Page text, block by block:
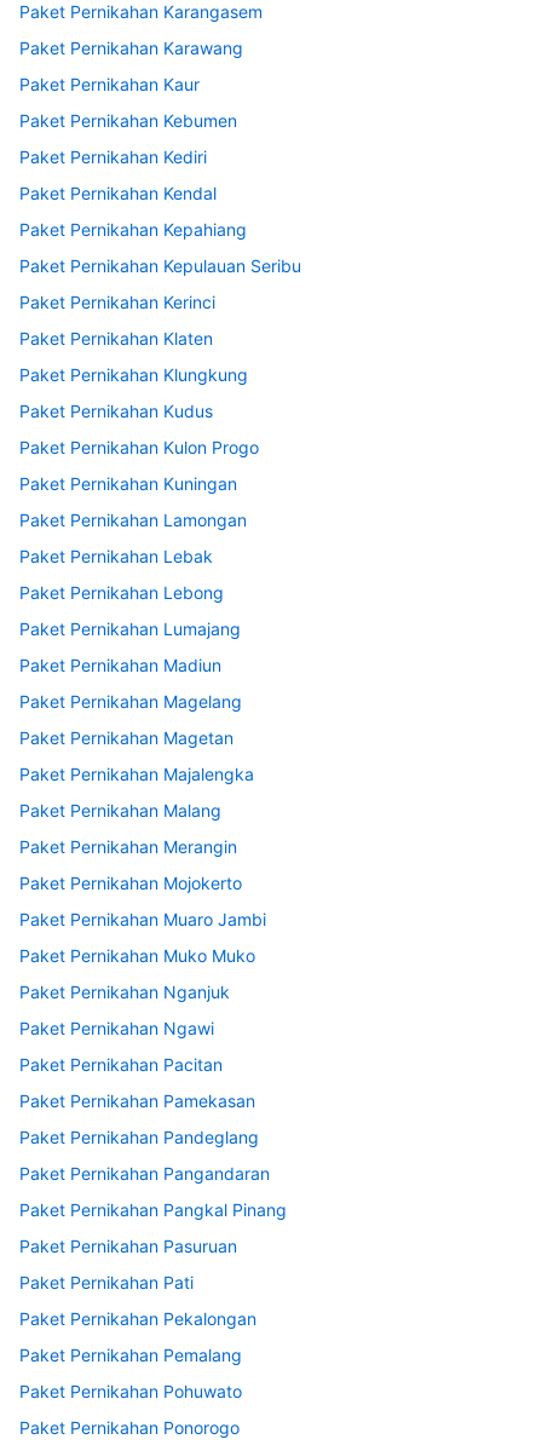
Paket Pernikahan Karangasem
Paket Pernikahan Karawang
Paket Pernikahan Kaur
Paket Pernikahan Kebumen
Paket Pernikahan Kediri
Paket Pernikahan Kendal
Paket Pernikahan Kepahiang
Paket Pernikahan Kepulauan Seribu
Paket Pernikahan Kerinci
Paket Pernikahan Klaten
Paket Pernikahan Klungkung
Paket Pernikahan Kudus
Paket Pernikahan Kulon Progo
Paket Pernikahan Kuningan
Paket Pernikahan Lamongan
Paket Pernikahan Lebak
Paket Pernikahan Lebong
Paket Pernikahan Lumajang
Paket Pernikahan Madiun
Paket Pernikahan Magelang
Paket Pernikahan Magetan
Paket Pernikahan Majalengka
Paket Pernikahan Malang
Paket Pernikahan Merangin
Paket Pernikahan Mojokerto
Paket Pernikahan Muaro Jambi
Paket Pernikahan Muko Muko
Paket Pernikahan Nganjuk
Paket Pernikahan Ngawi
Paket Pernikahan Pacitan
Paket Pernikahan Pamekasan
Paket Pernikahan Pandeglang
Paket Pernikahan Pangandaran
Paket Pernikahan Pangkal Pinang
Paket Pernikahan Pasuruan
Paket Pernikahan Pati
Paket Pernikahan Pekalongan
Paket Pernikahan Pemalang
Paket Pernikahan Pohuwato
Paket Pernikahan Ponorogo